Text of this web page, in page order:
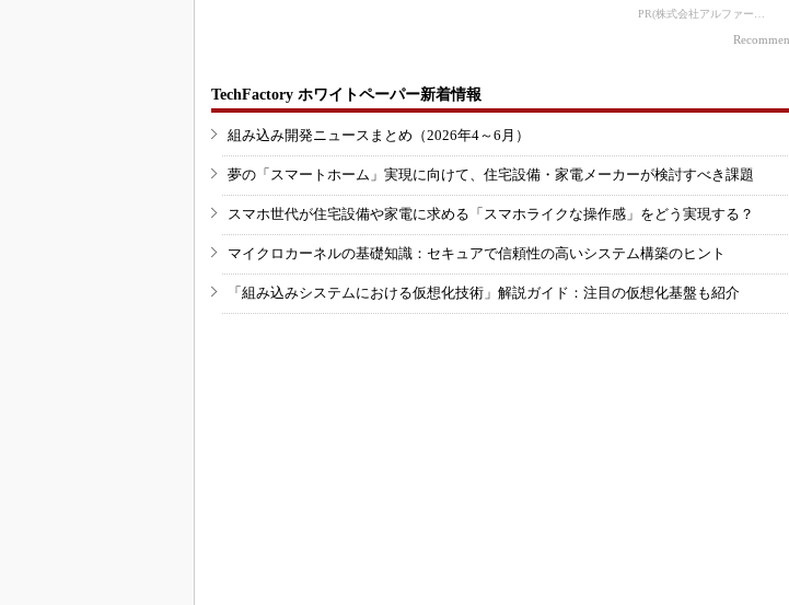
PR(株式会社アルファーテクノ)
TechFactory ホワイトペーパー新着情報
組み込み開発ニュースまとめ（2026年4～6月）
夢の「スマートホーム」実現に向けて、住宅設備・家電メーカーが検討すべき課題
スマホ世代が住宅設備や家電に求める「スマホライクな操作感」をどう実現する？
マイクロカーネルの基礎知識：セキュアで信頼性の高いシステム構築のヒント
「組み込みシステムにおける仮想化技術」解説ガイド：注目の仮想化基盤も紹介